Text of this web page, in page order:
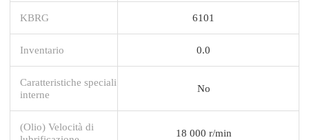
KBRG 6101
Inventario 0.0
Caratteristiche speciali
interne
No
(Olio) Velocità di
18 000 r/min